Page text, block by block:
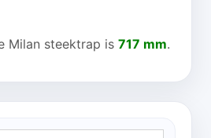
Milan steektrap is 717 mm.